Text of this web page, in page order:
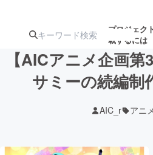
プロジェク
載するには
ジェクト
【AICアニメ企画
サミーの続編制
AIC_r アニ